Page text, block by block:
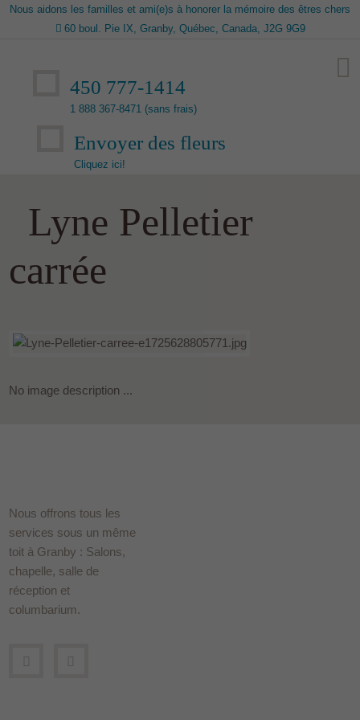
Nous aidons les familles et ami(e)s à honorer la mémoire des êtres chers
60 boul. Pie IX, Granby, Québec, Canada, J2G 9G9
450 777-1414
1 888 367-8471 (sans frais)
Envoyer des fleurs
Cliquez ici!
Lyne Pelletier
carrée
No image description ...
Nous offrons tous les
services sous un même
toit à Granby : Salons,
chapelle, salle de
réception et
columbarium.